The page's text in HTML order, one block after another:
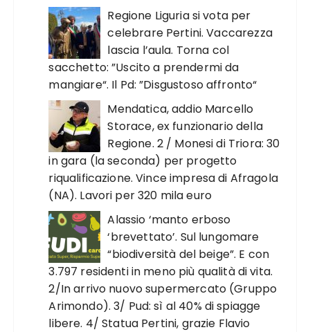
Regione Liguria si vota per
celebrare Pertini. Vaccarezza
lascia l’aula. Torna col
sacchetto: ”Uscito a prendermi da
mangiare“. Il Pd: ”Disgustoso affronto“
Mendatica, addio Marcello
Storace, ex funzionario della
Regione. 2 / Monesi di Triora: 30
in gara (la seconda) per progetto
riqualificazione. Vince impresa di Afragola
(NA). Lavori per 320 mila euro
Alassio ‘manto erboso
‘brevettato’. Sul lungomare
“biodiversità del beige”. E con
3.797 residenti in meno più qualità di vita.
2/In arrivo nuovo supermercato (Gruppo
Arimondo). 3/ Pud: sì al 40% di spiagge
libere. 4/ Statua Pertini, grazie Flavio